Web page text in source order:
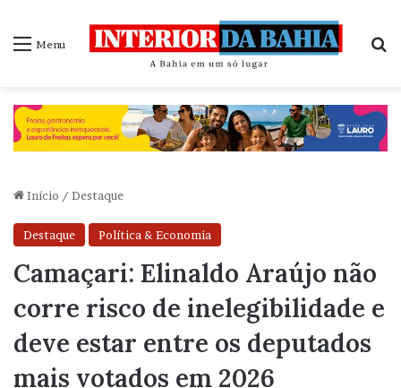
Menu
Início / Destaque
Destaque Política & Economia
Camaçari: Elinaldo Araújo não
corre risco de inelegibilidade e
deve estar entre os deputados
mais votados em 2026